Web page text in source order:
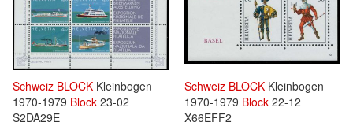
Schweiz BLOCK Kleinbogen
1970-1979 Block 23-02
S2DA29E
Schweiz BLOCK Kleinbogen
1970-1979 Block 22-12
X66EFF2